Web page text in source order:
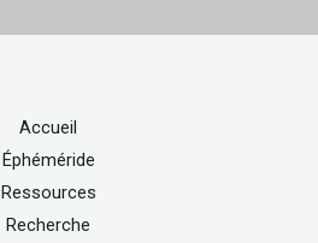
Accueil
Éphéméride
Ressources
Recherche